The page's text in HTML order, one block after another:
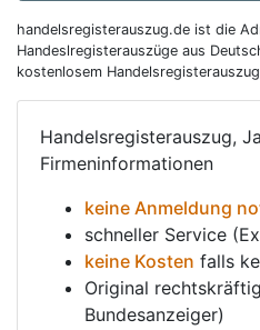
handelsregisterauszug.de ist die
Handeslregisterauszüge aus
kostenlosem
Handelsregisterauszug,
Firmeninformationen
keine Anmeldung
schneller Service
keine Kosten falls
Original
Bundesanzeiger)